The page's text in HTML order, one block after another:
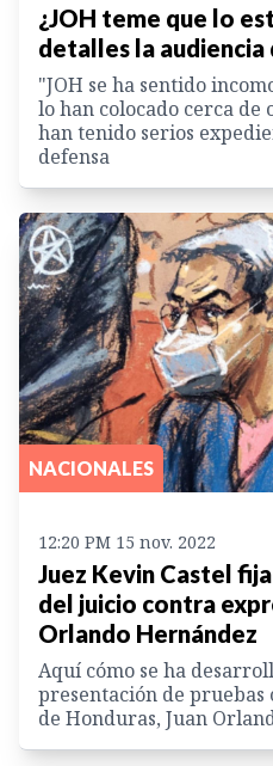
¿JOH teme que lo
detalles la audiencia
"JOH se ha sentido
lo han colocado cerca de
han tenido serios
defensa
NACIONALES
12:20 PM 15 nov. 2022
Juez Kevin Castel
del juicio contra
Orlando Hernández
Aquí cómo se ha
presentación de
de Honduras, Juan